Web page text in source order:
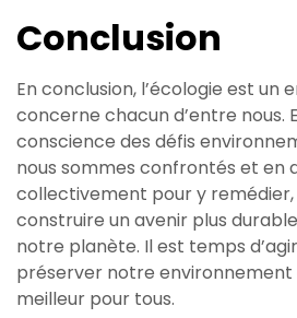
Conclusion
En conclusion, l’écologie est un
concerne chacun d’entre nous.
conscience des défis
nous sommes confrontés et en
collectivement pour y remédier,
construire un avenir plus
notre planète. Il est temps
préserver notre environnement
meilleur pour tous.